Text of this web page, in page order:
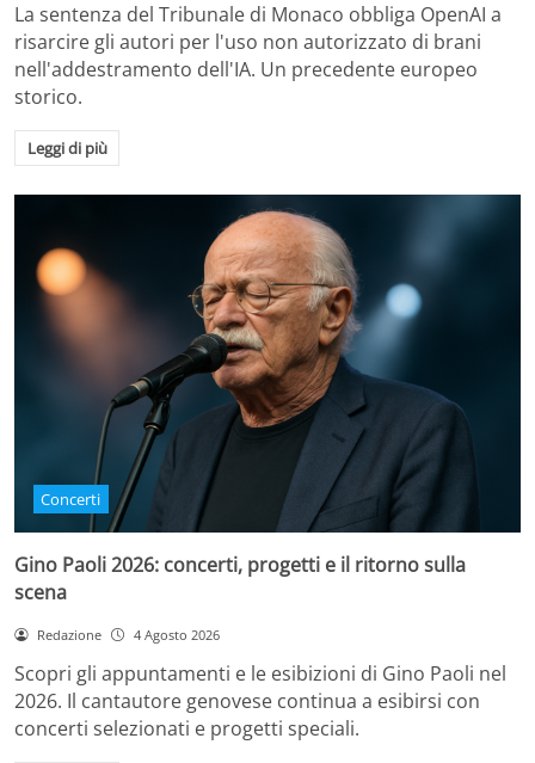
La sentenza del Tribunale di Monaco obbliga OpenAI a
risarcire gli autori per l'uso non autorizzato di brani
nell'addestramento dell'IA. Un precedente europeo
storico.
Leggi di più
Concerti
Gino Paoli 2026: concerti, progetti e il ritorno sulla
scena
Redazione 4 Agosto 2026
Scopri gli appuntamenti e le esibizioni di Gino Paoli nel
2026. Il cantautore genovese continua a esibirsi con
concerti selezionati e progetti speciali.